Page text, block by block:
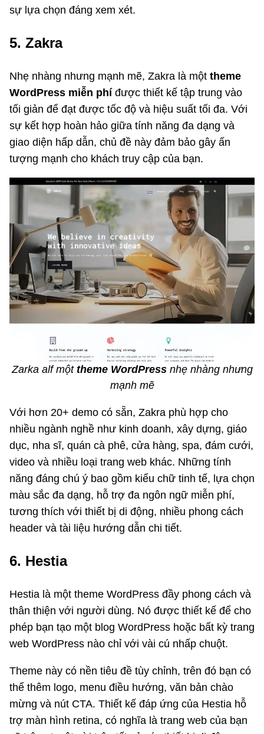
sự lựa chọn đáng xem xét.
5. Zakra
Nhẹ nhàng nhưng mạnh mẽ, Zakra là một theme
WordPress miễn phíđược thiết kế tập trung vào
tối giản để đạt được tốc độ và hiệu suất tối đa. Với
sự kết hợp hoàn hảo giữa tính năng đa dạng và
giao diện hấp dẫn, chủ đề này đảm bảo gây ấn
tượng mạnh cho khách truy cập của bạn.
Zarka alf một theme WordPressnhẹ nhàng nhưng
mạnh mẽ
Với hơn 20+ demo có sẵn, Zakra phù hợp cho
nhiều ngành nghề như kinh doanh, xây dựng, giáo
dục, nha sĩ, quán cà phê, cửa hàng, spa, đám cưới,
video và nhiều loại trang web khác. Những tính
năng đáng chú ý bao gồm kiểu chữ tinh tế, lựa chọn
màu sắc đa dạng, hỗ trợ đa ngôn ngữ miễn phí,
tương thích với thiết bị di động, nhiều phong cách
header và tài liệu hướng dẫn chi tiết.
6. Hestia
Hestia là một theme WordPress đầy phong cách và
thân thiện với người dùng. Nó được thiết kế để cho
phép bạn tạo một blog WordPress hoặc bất kỳ trang
web WordPress nào chỉ với vài cú nhấp chuột.
Theme này có nền tiêu đề tùy chỉnh, trên đó bạn có
thể thêm logo, menu điều hướng, văn bản chào
mừng và nút CTA. Thiết kế đáp ứng của Hestia hỗ
trợ màn hình retina, có nghĩa là trang web của bạn